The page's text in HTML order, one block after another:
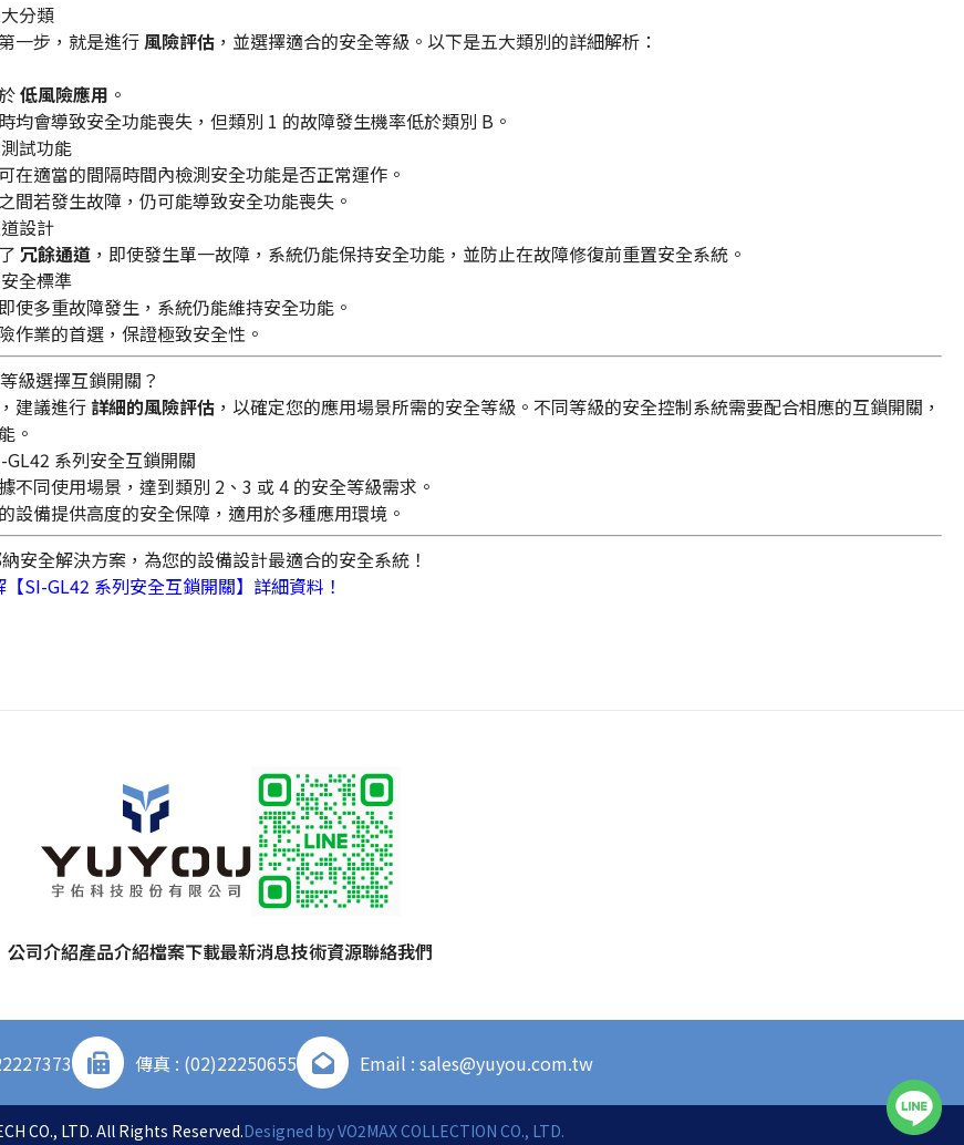
分類
一步，就是進行風險評估 ，並選擇適合的安全等級。以下是五大類別的詳細解析：
低風險應用 。
均會導致安全功能喪失，但類別 1 的故障發生機率低於類別 B。
試功能
在適當的間隔時間內檢測安全功能是否正常運作。
間若發生故障，仍可能導致安全功能喪失。
設計
冗餘通道 ，即使發生單一故障，系統仍能保持安全功能，並防止在故障修復前重置安全系統。
全標準
使多重故障發生，系統仍能維持安全功能。
作業的首選，保證極致安全性。
級選擇互鎖開關？
建議進行 詳細的風險評估 ，以確定您的應用場景所需的安全等級。不同等級的安全控制系統需要配合相應的互鎖開關，
。
系列安全互鎖開關
不同使用場景，達到類別 2、3 或 4 的安全等級需求。
設備提供高度的安全保障，適用於多種應用環境。
安全解決方案，為您的設備設計最適合的安全系統！
SI-GL42 系列安全互鎖開關】詳細資料！
公司介紹產品介紹檔案下載最新消息技術資源聯絡我們
傳真 : (02)22250655 Email : sales@yuyou.com.tw
CO., LTD. All Rights Reserved.Designed byVO2MAX COLLECTION CO., LTD.